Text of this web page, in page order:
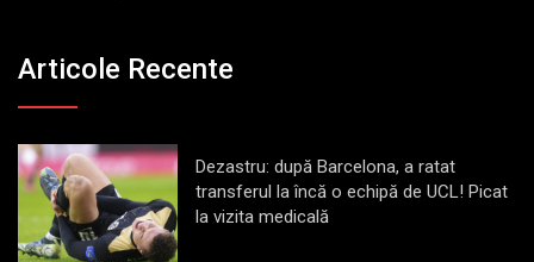
Articole Recente
Dezastru: după Barcelona, a ratat
transferul la încă o echipă de UCL! Picat
la vizita medicală